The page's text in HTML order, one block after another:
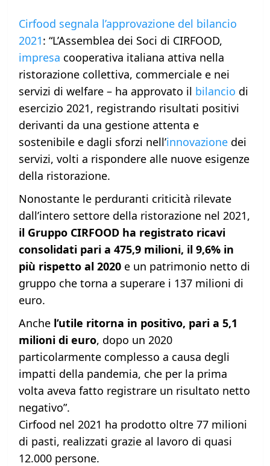
Cirfood segnala l’approvazione del bilancio
2021: “L’Assemblea dei Soci di CIRFOOD,
impresa cooperativa italiana attiva nella
ristorazione collettiva, commerciale e nei
servizi di welfare – ha approvato il bilancio di
esercizio 2021, registrando risultati positivi
derivanti da una gestione attenta e
sostenibile e dagli sforzi nell’innovazionedei
servizi, volti a rispondere alle nuove esigenze
della ristorazione.
Nonostante le perduranti criticità rilevate
dall’intero settore della ristorazione nel 2021,
il Gruppo CIRFOOD ha registrato ricavi
consolidati pari a 475,9 milioni, il 9,6% in
più rispetto al 2020e un patrimonio netto di
gruppo che torna a superare i 137 milioni di
euro.
Anchel’utile ritorna in positivo, pari a 5,1
milioni di euro, dopo un 2020
particolarmente complesso a causa degli
impatti della pandemia, che per la prima
volta aveva fatto registrare un risultato netto
negativo”.
Cirfood nel 2021 ha prodotto oltre 77 milioni
di pasti, realizzati grazie al lavoro di quasi
12.000 persone.